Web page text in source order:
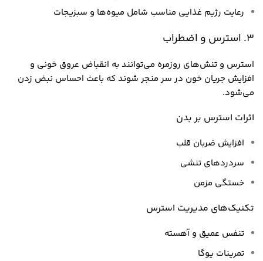
رعایت رژیم غذایی مناسب شامل میوه‌ها و سبزیجات
3. استرس و اضطراب
استرس و تنش‌های روزمره می‌توانند به انقباض عروق خونی و
افزایش جریان خون در سر منجر شوند که باعث احساس نبض زدن
می‌شود.
اثرات استرس بر بدن
افزایش ضربان قلب
سردردهای تنشی
خستگی مزمن
تکنیک‌های مدیریت استرس
تنفس عمیق و آهسته
تمرینات یوگا